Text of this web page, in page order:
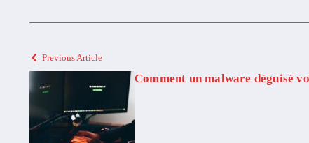
Previous Article
Comment un malware déguisé